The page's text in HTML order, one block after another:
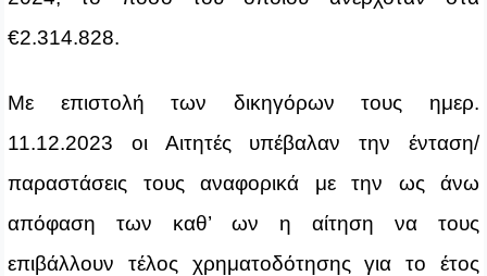
€2.314.828.
Με επιστολή των δικηγόρων τους ημερ.
11.12.2023 οι Αιτητές υπέβαλαν την ένταση/
παραστάσεις τους αναφορικά με την ως άνω
απόφαση των καθ’ ων η αίτηση να τους
επιβάλλουν τέλος χρηματοδότησης για το έτος